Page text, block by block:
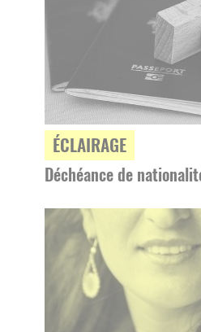
ÉCLAIRAGE
Déchéance de